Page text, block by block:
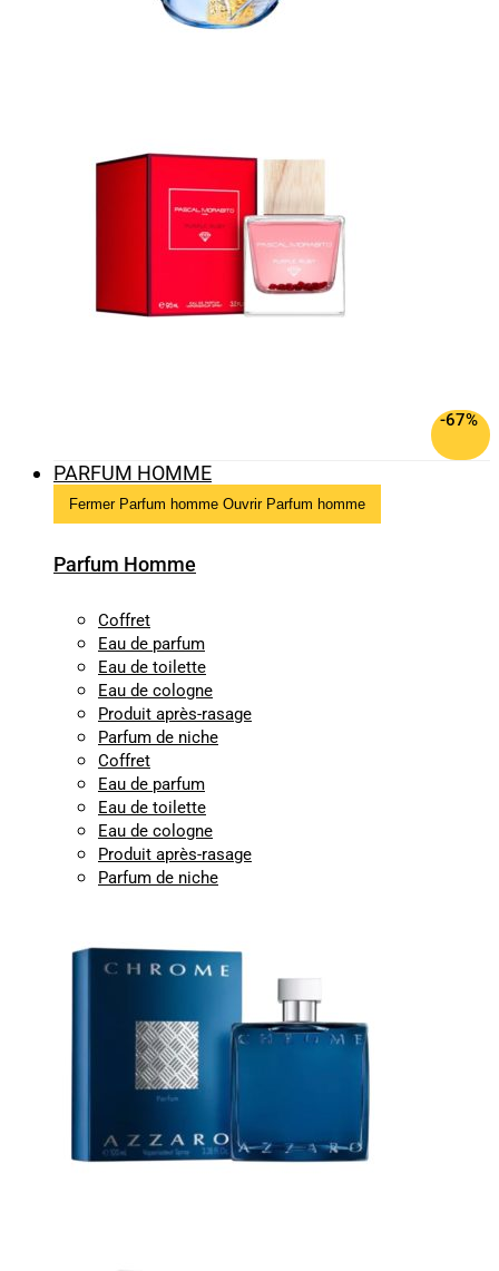
-67%
PARFUM HOMME
Fermer Parfum homme Ouvrir Parfum homme
Parfum Homme
Coffret
Eau de parfum
Eau de toilette
Eau de cologne
Produit après-rasage
Parfum de niche
Coffret
Eau de parfum
Eau de toilette
Eau de cologne
Produit après-rasage
Parfum de niche